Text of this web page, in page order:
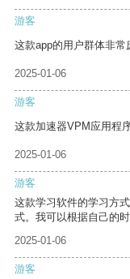
游客
这款app的用户群体非常
2025-01-06
游客
这款加速器VPM应用程
2025-01-06
游客
这款学习软件的学习方
式。我可以根据自己的
2025-01-06
游客